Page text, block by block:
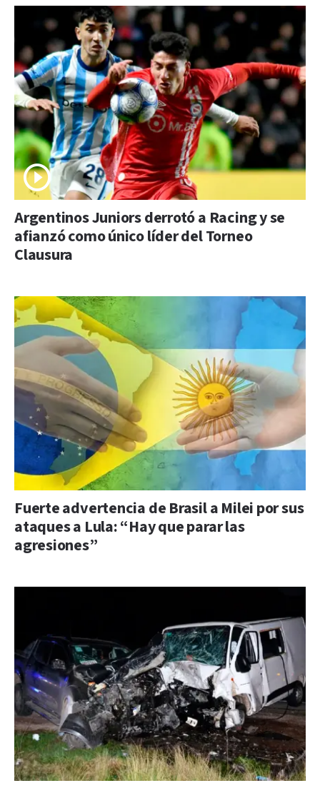
Argentinos Juniors derrotó a Racing y se
afianzó como único líder del Torneo
Clausura
Fuerte advertencia de Brasil a Milei por sus
ataques a Lula: “Hay que parar las
agresiones”